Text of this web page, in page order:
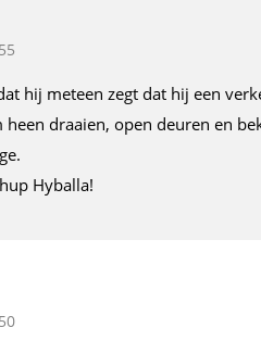
hij meteen zegt dat hij een
draaien, open deuren en
Hyballa!